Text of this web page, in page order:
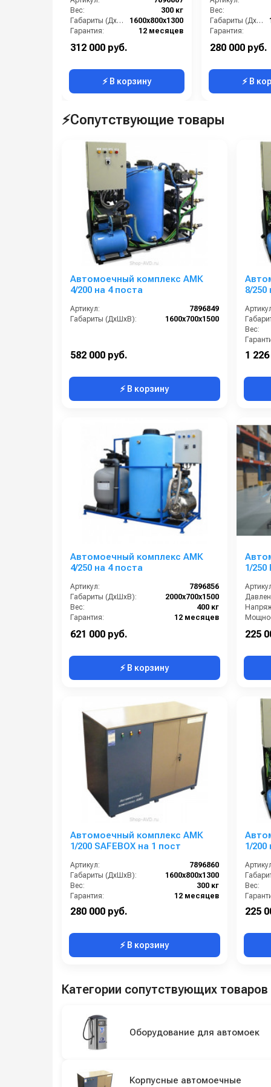
Тип автомойки: профессиональная.
Материал исполнения помпы: латунь.
Материал исполнения поршней: керамика.
Рабочее давление: 200 бар.
Расход воды: 1080 л/ч.
Обороты двигателя: 1450 об/мин.
Электропитание: 3~400 В /50 Гц.
Мощность: 5,5 кВт.
Максимальная температура воды: +60°C.
Возможна установка моноблока производства
Пульт дистанционного управления.
*Предварительная очистка оборотной воды
Грязеотстойники не входят в комплектацию
рекомендаций производителя или поставщика
Вес:
300 кг
Габариты (ДхШхВ):
1600х800х1300
Гарантия:
12 месяцев
312 000 руб.
⚡ В корзину
Вес:
Габариты (ДхШхВ):
Гарантия:
280 000 руб.
⚡ В
⚡Сопутствующие товары
Автомоечный комплекс АМК
4/200 на 4 поста
Артикул:
7896849
Габариты (ДхШхВ):
1600х700х1500
582 000 руб.
⚡ В корзину
8/250
Вес:
1
Автомоечный комплекс АМК
4/250 на 4 поста
Артикул:
7896856
Габариты (ДхШхВ):
2000х700х1500
Вес:
400 кг
Гарантия:
12 месяцев
621 000 руб.
⚡ В корзину
1/250
225
Автомоечный комплекс АМК
1/200 SAFEBOX на 1 пост
Артикул:
7896860
Габариты (ДхШхВ):
1600х800х1300
Вес:
300 кг
Гарантия:
12 месяцев
280 000 руб.
⚡ В корзину
1/200
Вес:
225
Категории сопутствующих товаров
Оборудование для автомоек
Корпусные автомоечные